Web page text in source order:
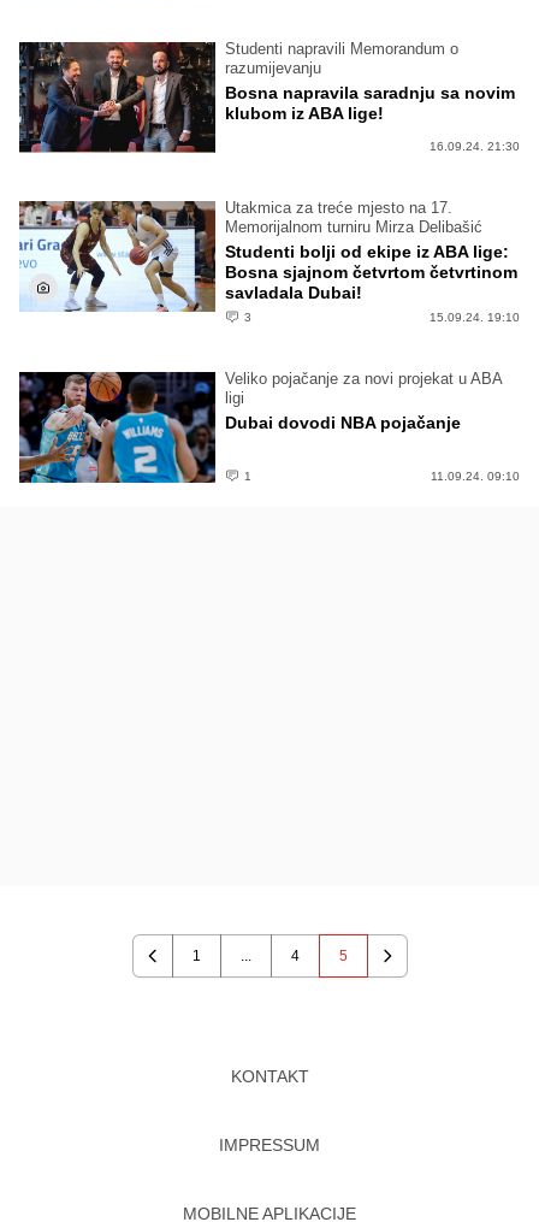
Studenti napravili Memorandum o
razumijevanju
Bosna napravila saradnju sa novim
klubom iz ABA lige!
16.09.24. 21:30
Utakmica za treće mjesto na 17.
Memorijalnom turniru Mirza Delibašić
Studenti bolji od ekipe iz ABA lige:
Bosna sjajnom četvrtom četvrtinom
savladala Dubai!
3 15.09.24. 19:10
Veliko pojačanje za novi projekat u ABA
ligi
Dubai dovodi NBA pojačanje
1 11.09.24. 09:10
Previous
1 4 5
Next
KONTAKT
IMPRESSUM
MOBILNE APLIKACIJE